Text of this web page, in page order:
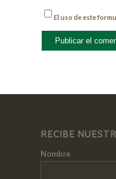
El uso de este
RECIBE
Nombre